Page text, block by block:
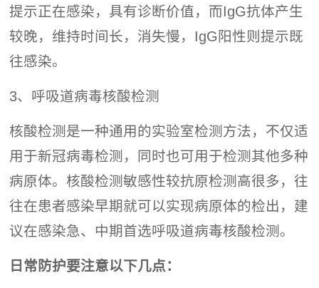
提示正在感染，具有诊断价值，而IgG抗体产生
较晚，维持时间长，消失慢，IgG阳性则提示既
往感染。
3、呼吸道病毒核酸检测
核酸检测是一种通用的实验室检测方法，不仅适
用于新冠病毒检测，同时也可用于检测其他多种
病原体。核酸检测敏感性较抗原检测高很多，往
往在患者感染早期就可以实现病原体的检出，建
议在感染急、中期首选呼吸道病毒核酸检测。
日常防护要注意以下几点：